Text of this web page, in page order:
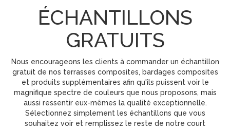
ÉCHANTILLONS
GRATUITS
Nous encourageons les clients à commander un échantillon
gratuit de nos terrasses composites, bardages composites
et produits supplémentaires afin qu'ils puissent voir le
magnifique spectre de couleurs que nous proposons, mais
aussi ressentir eux-mêmes la qualité exceptionnelle.
Sélectionnez simplement les échantillons que vous
souhaitez voir et remplissez le reste de notre court